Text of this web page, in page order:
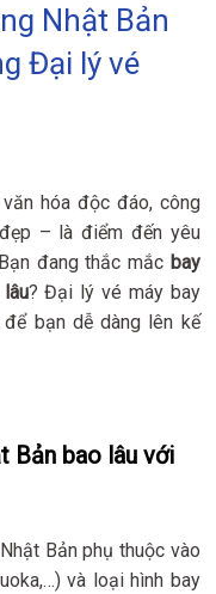
Nhật Bản
Đại lý vé
hóa độc đáo, công
– là điểm đến yêu
đang thắc mắc bay
? Đại lý vé máy bay
bạn dễ dàng lên kế
Bản bao lâu với
Bản phụ thuộc vào
và loại hình bay